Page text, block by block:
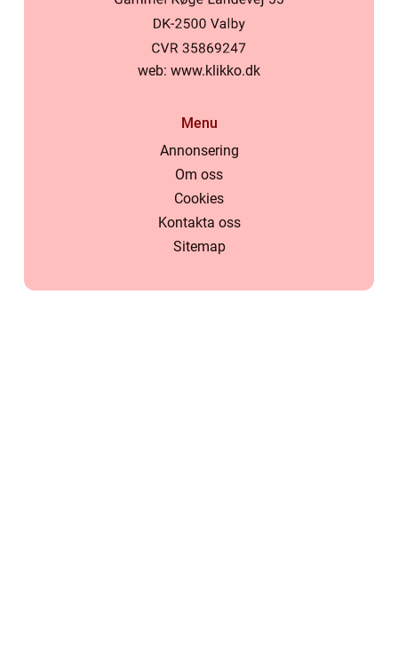
web: www.klikko.dk
Menu
Annonsering
Om oss
Cookies
Kontakta oss
Sitemap